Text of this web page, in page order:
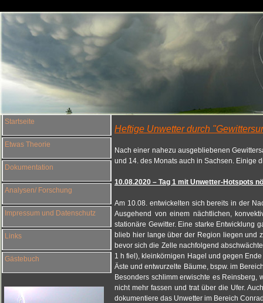
Startseite
Etwas Theorie
Dokumentation
Analysen/ Forschung
Impressum und Datenschutz
Links
Gästebuch
Heftige Unwetter durch
Nach einer nahezu ausgebliebenen
und 14. des Monats auch in Sachsen. Einige
10.08.2020 – Tag 1 mit Unwetter-Hotspots
Am 10.08. entwickelten sich bereits in der
Ausgehend von einem nächtlichen,
stationäre Gewitter. Eine starke Entwicklung
blieb hier lange über der Region liegen und
bevor sich die Zelle nachfolgend
1 h fiel), kleinkörnigen Hagel und gegen
Äste und entwurzelte Bäume, bspw. im
Besonders schlimm erwischte es Reinsberg,
nicht mehr fassen und trat über die Ufer.
dokumentiere das Unwetter im Bereich